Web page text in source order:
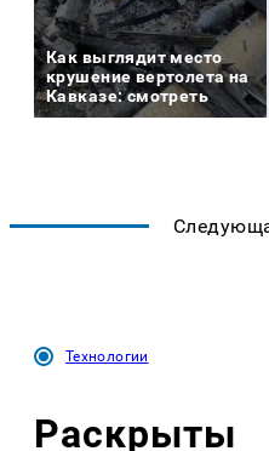
Как выглядит место
крушение вертолета на
Кавказе: смотреть
Технологии
Раскрыты